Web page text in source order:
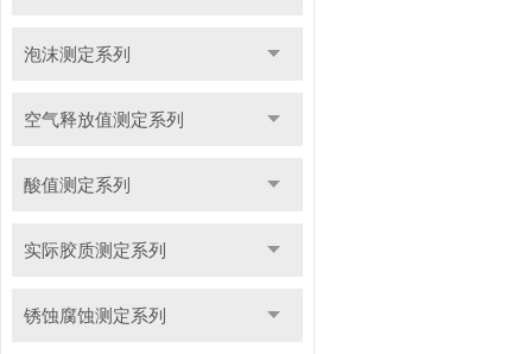
泡沫测定系列
空气释放值测定系列
酸值测定系列
实际胶质测定系列
锈蚀腐蚀测定系列